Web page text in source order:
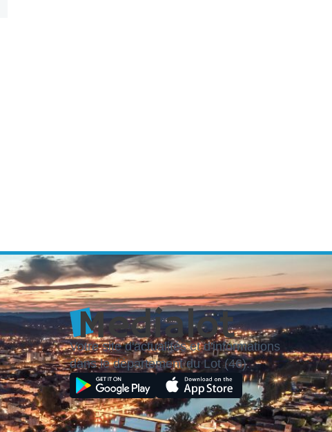
Votre site d'actualités et d'informations
dans le département du Lot (46).